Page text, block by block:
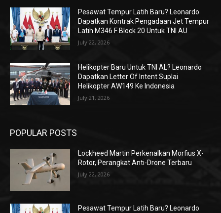
Pesawat Tempur Latih Baru? Leonardo
Dapatkan Kontrak Pengadaan Jet Tempur
Latih M346 F Block 20 Untuk TNI AU
July 22, 2026
Helikopter Baru Untuk TNI AL? Leonardo
Dapatkan Letter Of Intent Suplai
Helikopter AW149 Ke Indonesia
July 21, 2026
POPULAR POSTS
Lockheed Martin Perkenalkan Morfius X-
Rotor, Perangkat Anti-Drone Terbaru
July 22, 2026
Pesawat Tempur Latih Baru? Leonardo